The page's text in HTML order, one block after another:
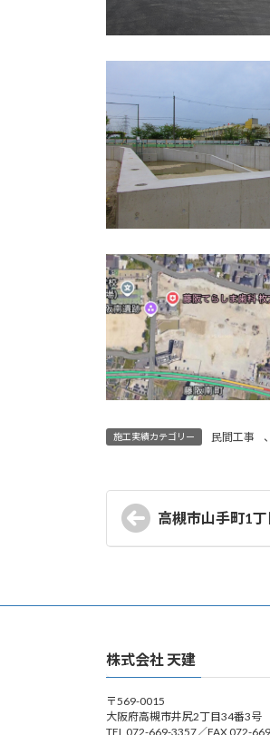
施工実績カテゴリー 民間工事 、
高槻市山手町1
株式会社 天建
〒569-0015
大阪府高槻市井尻2丁目34番3号
TEL 072-669-3357／FAX 072-